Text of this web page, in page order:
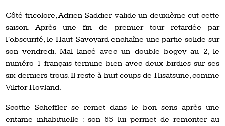
Côté tricolore, Adrien Saddier valide un deuxième cut cette
saison. Après une fin de premier tour retardée par
l’obscurité, le Haut-Savoyard enchaîne une partie solide sur
son vendredi. Mal lancé avec un double bogey au 2, le
numéro 1 français termine bien avec deux birdies sur ses
six derniers trous. Il reste à huit coups de Hisatsune, comme
Viktor Hovland.
Scottie Scheffler se remet dans le bon sens après une
entame inhabituelle : son 65 lui permet de remonter au